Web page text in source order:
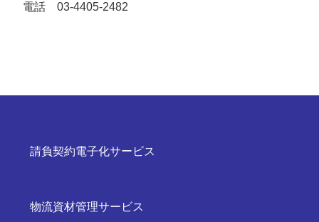
電話 03-4405-2482
請負契約電子化サービス
物流資材管理サービス